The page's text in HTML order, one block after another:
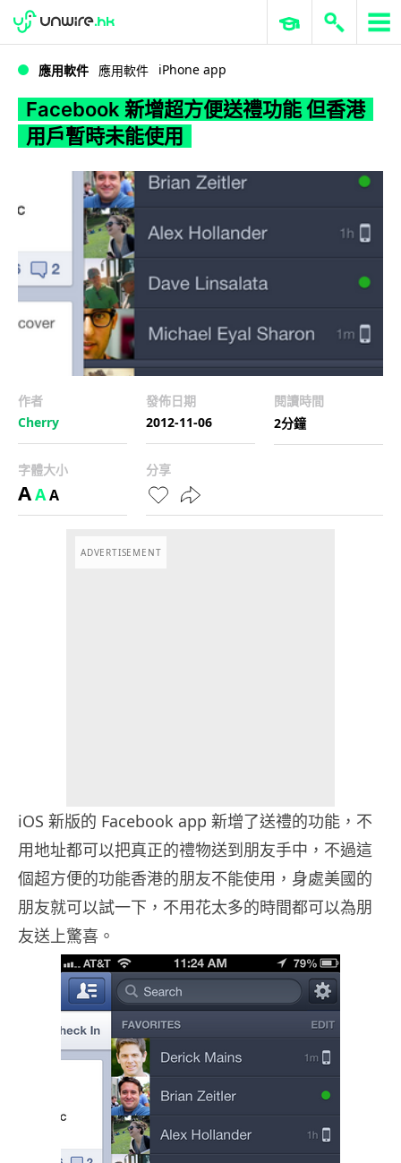
WWDC 2026 ERP 與商業 AI
應用軟件 應用軟件 iPhone app
Facebook 新增超方便送禮功能 但香港
用戶暫時未能使用
作者
Cherry
發佈日期
2012-11-06
閱讀時間
2分鐘
字體大小
AAA
分享
ADVERTISEMENT
iOS 新版的 Facebook app 新增了送禮的功能，不
用地址都可以把真正的禮物送到朋友手中，不過這
個超方便的功能香港的朋友不能使用，身處美國的
朋友就可以試一下，不用花太多的時間都可以為朋
友送上驚喜。